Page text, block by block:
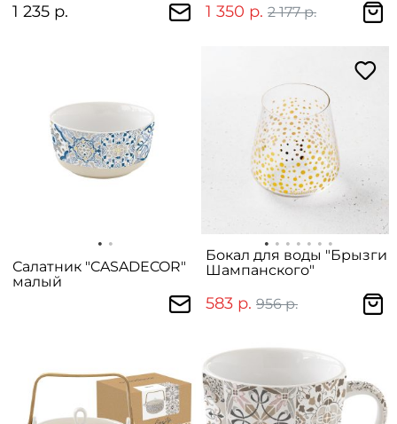
1 235 р. 1 350 р. 2 177 р.
Салатник "CASADECOR"
малый
Бокал для воды "Брызги
Шампанского"
583 р. 956 р.